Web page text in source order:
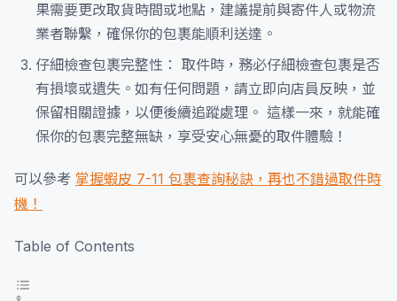
果需要更改取貨時間或地點，建議提前與寄件人或物流
業者聯繫，確保你的包裹能順利送達。
仔細檢查包裹完整性： 取件時，務必仔細檢查包裹是否
有損壞或遺失。如有任何問題，請立即向店員反映，並
保留相關證據，以便後續追蹤處理。 這樣一來，就能確
保你的包裹完整無缺，享受安心無憂的取件體驗！
可以參考 掌握蝦皮 7-11 包裹查詢秘訣，再也不錯過取件時
機！
Table of Contents